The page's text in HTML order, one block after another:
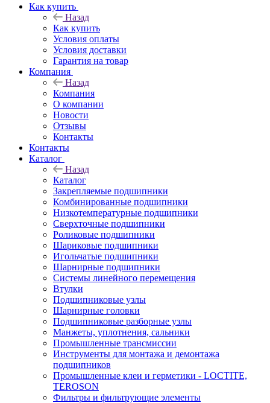
Как купить
Назад
Как купить
Условия оплаты
Условия доставки
Гарантия на товар
Компания
Назад
Компания
О компании
Новости
Отзывы
Контакты
Контакты
Каталог
Назад
Каталог
Закрепляемые подшипники
Комбинированные подшипники
Низкотемпературные подшипники
Сверхточные подшипники
Роликовые подшипники
Шариковые подшипники
Игольчатые подшипники
Шарнирные подшипники
Системы линейного перемещения
Втулки
Подшипниковые узлы
Шарнирные головки
Подшипниковые разборные узлы
Манжеты, уплотнения, сальники
Промышленные трансмиссии
Инструменты для монтажа и демонтажа
подшипников
Промышленные клеи и герметики - LOCTITE,
TEROSON
Фильтры и фильтрующие элементы